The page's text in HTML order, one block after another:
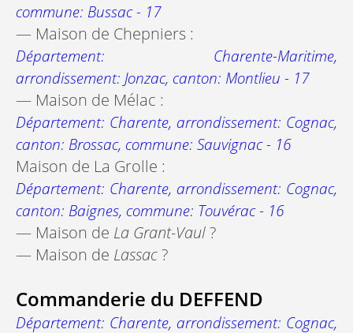
commune: Bussac - 17
— Maison de Chepniers :
Département: Charente-Maritime,
arrondissement: Jonzac, canton: Montlieu - 17
— Maison de Mélac :
Département: Charente, arrondissement: Cognac,
canton: Brossac, commune: Sauvignac - 16
Maison de La Grolle :
Département: Charente, arrondissement: Cognac,
canton: Baignes, commune: Touvérac - 16
— Maison de La Grant-Vaul ?
— Maison de Lassac ?
Commanderie du DEFFEND
Département: Charente, arrondissement: Cognac,